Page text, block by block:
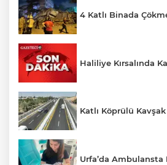
4 Katlı Binada
Haliliye Kırsalında
Katlı Köprülü
Urfa’da Ambulansta